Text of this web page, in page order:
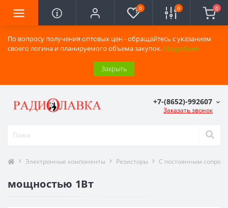
По вопросу получения оптовых цен - обращайтесь с указанием
своего логина и планируемого объема закупок. Подробнее
Закрыть
0 0 0
+7-(8652)-992607
Заказать звонок
Электронные компоненты Резисторы С постоянным
мощностью 1Вт